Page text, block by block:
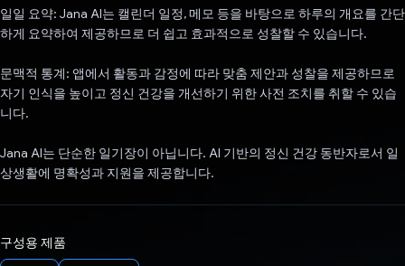
일일 요약: Jana AI는 캘린더 일정, 메모 등을 바탕으로 하루의 개요를 간단
하게 요약하여 제공하므로 더 쉽고 효과적으로 성찰할 수 있습니다.
문맥적 통계: 앱에서 활동과 감정에 따라 맞춤 제안과 성찰을 제공하므로
자기 인식을 높이고 정신 건강을 개선하기 위한 사전 조치를 취할 수 있습
니다.
Jana AI는 단순한 일기장이 아닙니다. AI 기반의 정신 건강 동반자로서 일
상생활에 명확성과 지원을 제공합니다.
구성용 제품